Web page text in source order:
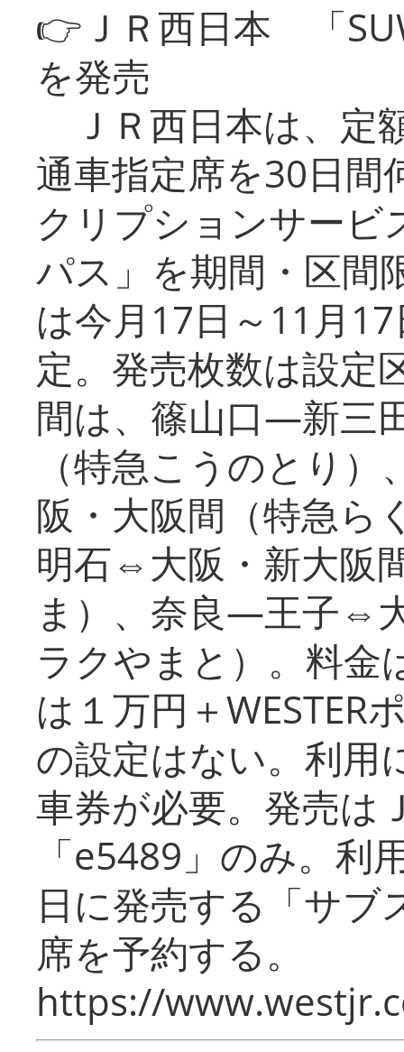
👉ＪＲ西日本 「
を発売
ＪＲ西日本は、定
通車指定席を30日間
クリプションサービ
パス」を期間・区間
は今月17日～11月
定。発売枚数は設定
間は、篠山口―新三
（特急こうのとり
阪・大阪間（特急
明石⇔大阪・新大阪
ま）、奈良―王子⇔
ラクやまと）。料金
は１万円＋WESTER
の設定はない。利用
車券が必要。発売は
「e5489」のみ。利
日に発売する「サブ
席を予約する。
https://